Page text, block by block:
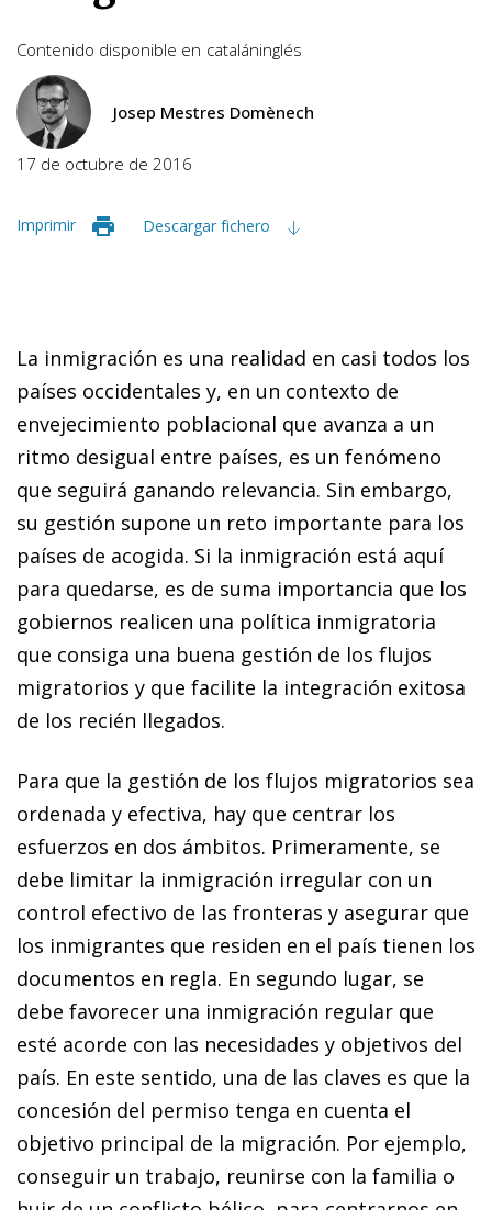
Contenido disponible en cataláninglés
Josep Mestres Domènech
17 de octubre de 2016
Imprimir Descargar fichero
La inmigración es una realidad en casi todos los
países occidentales y, en un contexto de
envejecimiento poblacional que avanza a un
ritmo desigual entre países, es un fenómeno
que seguirá ganando relevancia. Sin embargo,
su gestión supone un reto importante para los
países de acogida. Si la inmigración está aquí
para quedarse, es de suma importancia que los
gobiernos realicen una política inmigratoria
que consiga una buena gestión de los flujos
migratorios y que facilite la integración exitosa
de los recién llegados.
Para que la gestión de los flujos migratorios sea
ordenada y efectiva, hay que centrar los
esfuerzos en dos ámbitos. Primeramente, se
debe limitar la inmigración irregular con un
control efectivo de las fronteras y asegurar que
los inmigrantes que residen en el país tienen los
documentos en regla. En segundo lugar, se
debe favorecer una inmigración regular que
esté acorde con las necesidades y objetivos del
país. En este sentido, una de las claves es que la
concesión del permiso tenga en cuenta el
objetivo principal de la migración. Por ejemplo,
conseguir un trabajo, reunirse con la familia o